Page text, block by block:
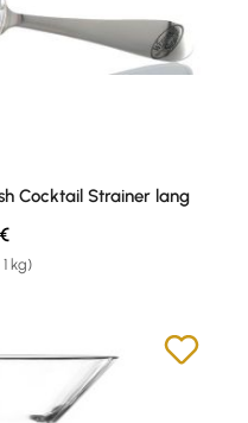
Cocktail Strainer lang
kg)
Preis: